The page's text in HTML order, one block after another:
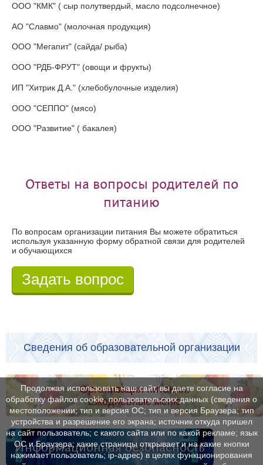
ООО "КМК" ( сыр полутвердый, масло подсолнечное)
АО "Славмо" (молочная продукция)
ООО "Мегапит" (сайда/ рыба)
ООО "РДБ-ФРУТ" (овощи и фрукты)
ИП "Хитрик Д.А." (хлебобулочные изделия)
ООО "СЕППО" (мясо)
ООО "Развитие" ( бакалея)
Ответы на вопросы родителей по
питанию
По вопросам организации питания Вы можете обратиться
используя указанную форму обратной связи для родителей
и обучающихся
Задать вопрос
Сведения об образовательной организации
Организация питания.
Ежедневные меню
Информационная безопасность
Продолжая использовать наш сайт, вы даете согласие на
обработку файлов cookie, пользовательских данных (сведения о
местоположении; тип и версия ОС; тип и версия Браузера; тип
устройства и разрешение его экрана; источник откуда пришел
на сайт пользователь; с какого сайта или по какой рекламе; язык
ОС и Браузера; какие страницы открывает и на какие кнопки
нажимает пользователь; ip-адрес) в целях функционирования